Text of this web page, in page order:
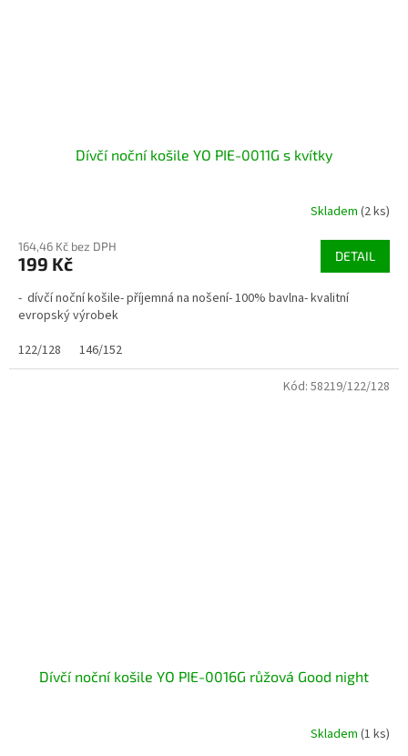
Dívčí noční košile YO PIE-0011G s kvítky
Skladem (2 ks)
164,46 Kč bez DPH
199 Kč DETAIL
- dívčí noční košile- příjemná na nošení- 100% bavlna- kvalitní
evropský výrobek
122/128
146/152
Dívčí noční košile YO PIE-0016G růžová Good night
Skladem (1 ks)
Kód: 58219/122/128